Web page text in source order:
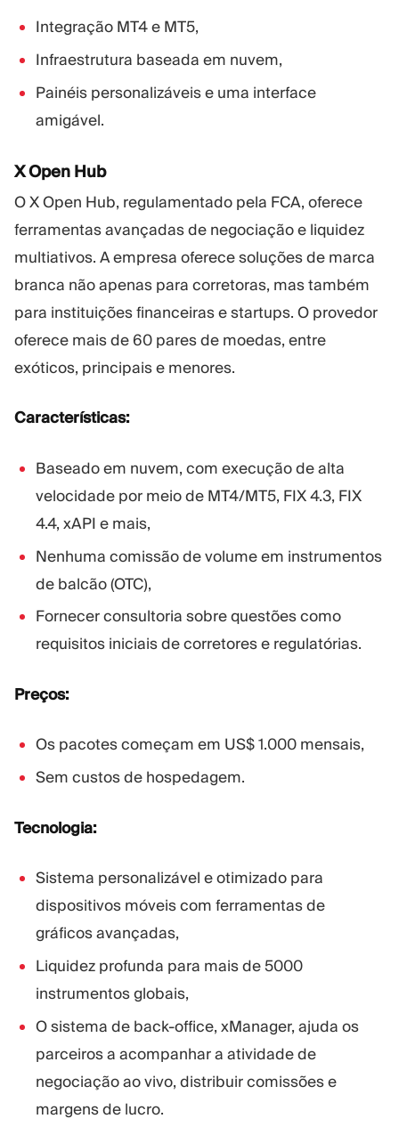
Integração MT4 e MT5,
Infraestrutura baseada em nuvem,
Painéis personalizáveis e uma interface
amigável.
X Open Hub
O X Open Hub, regulamentado pela FCA, oferece
ferramentas avançadas de negociação e liquidez
multiativos. A empresa oferece soluções de marca
branca não apenas para corretoras, mas também
para instituições financeiras e startups. O provedor
oferece mais de 60 pares de moedas, entre
exóticos, principais e menores.
Características:
Baseado em nuvem, com execução de alta
velocidade por meio de MT4/MT5, FIX 4.3, FIX
4.4, xAPI e mais,
Nenhuma comissão de volume em instrumentos
de balcão (OTC),
Fornecer consultoria sobre questões como
requisitos iniciais de corretores e regulatórias.
Preços:
Os pacotes começam em US$ 1.000 mensais,
Sem custos de hospedagem.
Tecnologia:
Sistema personalizável e otimizado para
dispositivos móveis com ferramentas de
gráficos avançadas,
Liquidez profunda para mais de 5000
instrumentos globais,
O sistema de back-office, xManager, ajuda os
parceiros a acompanhar a atividade de
negociação ao vivo, distribuir comissões e
margens de lucro.